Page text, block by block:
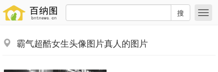
搜
霸气超酷女生头像图片真人的图片